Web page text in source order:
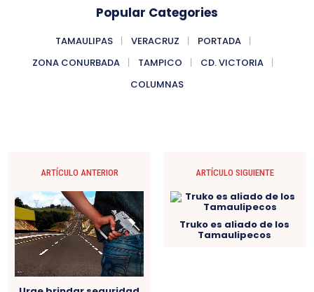
Popular Categories
TAMAULIPAS VERACRUZ
PORTADA
ZONA CONURBADA
TAMPICO
CD. VICTORIA
COLUMNAS
ARTÍCULO ANTERIOR ARTÍCULO SIGUIENTE
Truko es aliado de los
Tamaulipecos